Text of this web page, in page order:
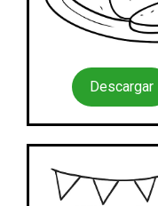
Descargar